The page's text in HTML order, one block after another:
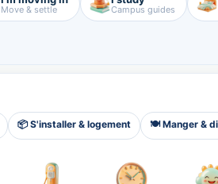
Move & settle Campus guides
📦 S'installer & logement 🍽️ Manger &